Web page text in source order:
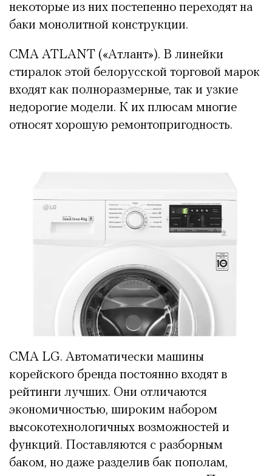
некоторые из них постепенно переходят на
баки монолитной конструкции.
СМА ATLANT («Атлант»). В линейки
стиралок этой белорусской торговой марок
входят как полноразмерные, так и узкие
недорогие модели. К их плюсам многие
относят хорошую ремонтопригодность.
СМА LG. Автоматически машины
корейского бренда постоянно входят в
рейтинги лучших. Они отличаются
экономичностью, широким набором
высокотехнологичных возможностей и
функций. Поставляются с разборным
баком, но даже разделив бак пополам,